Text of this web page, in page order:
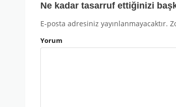
Ne kadar tasarruf ettiğinizi
E-posta adresiniz yayınlanmayacaktır.
Yorum